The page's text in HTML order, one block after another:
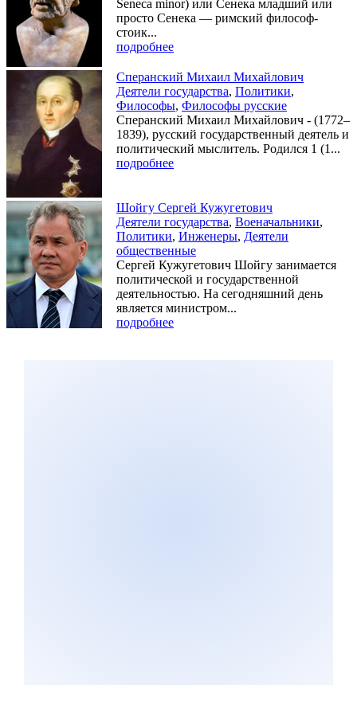
Seneca minor) или Сенека младший или
просто Сенека — римский философ-
стоик...
подробнее
Сперанский Михаил Михайлович
Деятели государства, Политики,
Философы, Философы русские
Сперанский Михаил Михайлович - (1772–
1839), русский государственный деятель и
политический мыслитель. Родился 1 (1...
подробнее
Шойгу Сергей Кужугетович
Деятели государства, Военачальники,
Политики, Инженеры, Деятели
общественные
Сергей Кужугетович Шойгу занимается
политической и государственной
деятельностью. На сегодняшний день
является министром...
подробнее